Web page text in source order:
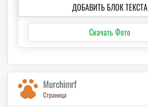
ДОБАВИТЬ БЛОК ТЕКСТА
Скачать Фото
Murchimrf
Страница